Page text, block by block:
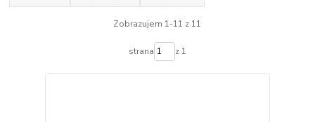
Zobrazujem 1-11 z 11
strana z 1